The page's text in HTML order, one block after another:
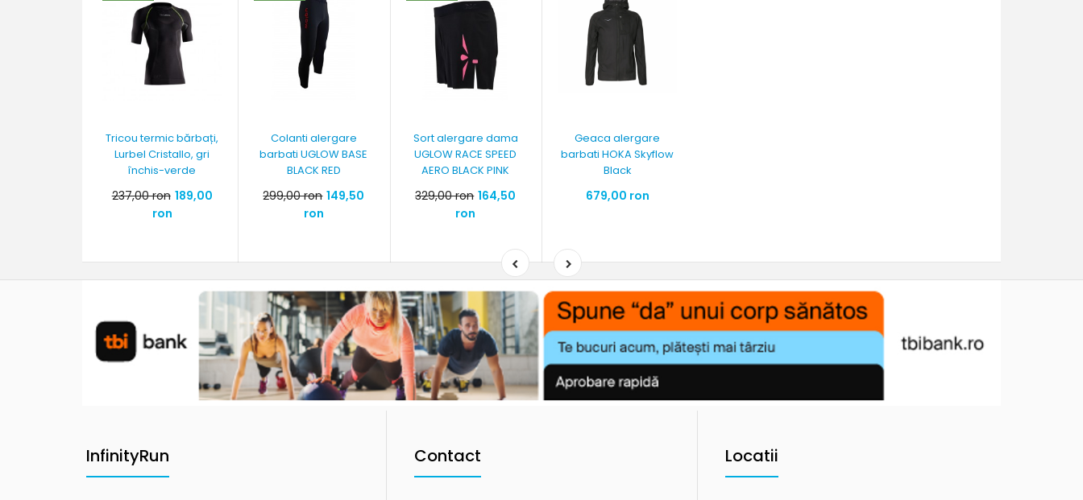
Tricou termic bărbați,
Lurbel Cristallo, gri
închis-verde
237,00 ron 189,00
ron
Colanti alergare
barbati UGLOW BASE
BLACK RED
299,00 ron 149,50
ron
Sort alergare dama
UGLOW RACE SPEED
AERO BLACK PINK
329,00 ron 164,50
ron
Geaca alergare
barbati HOKA Skyflow
Black
679,00 ron
InfinityRun Contact Locatii